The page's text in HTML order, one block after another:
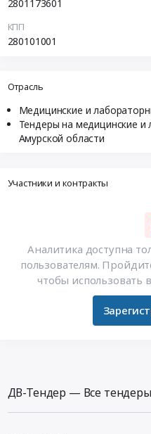
2801173601
КПП
280101001
Отрасль
Медицинские и
Тендеры на медицинские и
Амурской области
Участники и контракты
Аналитика доступна
пользователям.
чтобы использовать
ДВ-Тендер — Все